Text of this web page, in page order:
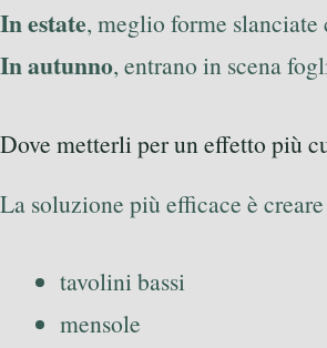
In estate, meglio forme
In autunno, entrano in scena
Dove metterli per un effetto più
La soluzione più efficace è creare
tavolini bassi
mensole